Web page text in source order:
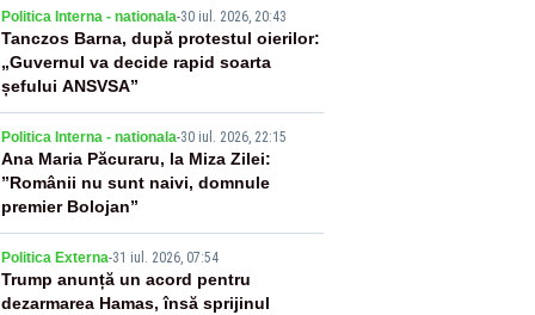
Politica Interna - nationala-30 iul. 2026, 20:43
Tanczos Barna, după protestul oierilor:
„Guvernul va decide rapid soarta
șefului ANSVSA”
Politica Interna - nationala-30 iul. 2026, 22:15
Ana Maria Păcuraru, la Miza Zilei:
”Românii nu sunt naivi, domnule
premier Bolojan”
Politica Externa-31 iul. 2026, 07:54
Trump anunță un acord pentru
dezarmarea Hamas, însă sprijinul